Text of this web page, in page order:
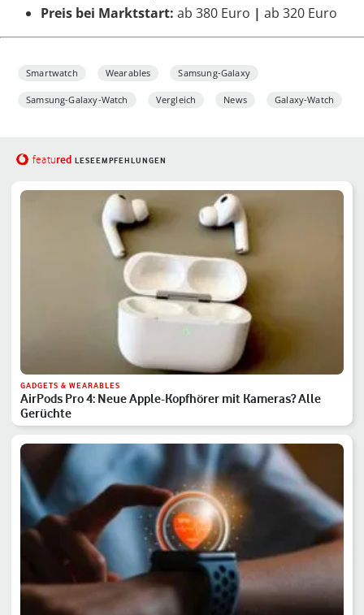
Preis bei Marktstart: ab 380 Euro | ab 320 Euro
Smartwatch Wearables Samsung-Galaxy
Samsung-Galaxy-Watch Vergleich News Galaxy-Watch
featured LESEEMPFEHLUNGEN
GADGETS & WEARABLES
AirPods Pro 4: Neue Apple-Kopfhörer mit Kameras? Alle
Gerüchte